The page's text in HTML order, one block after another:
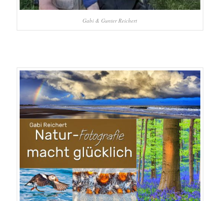
Gabi & Gunter Reichert